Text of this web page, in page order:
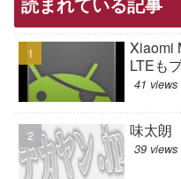
Xiaomi
LTEも
41 views
味太朗
39 views